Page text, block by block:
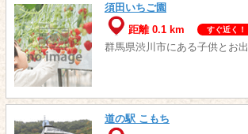
須田いちご園
距離 0.1 km
すぐ近く！
群馬県渋川市にある子供とお
道の駅 こもち